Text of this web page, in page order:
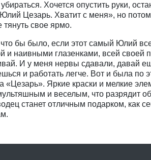
Хочется опустить руки,
Цезарь. Хватит с меня», но
тянуть свое ярмо.
бы было, если этот самый Юлий
и наивными глазенками, всей своей
И у меня нервы сдавали, давай
и работать легче. Вот и была по
«Цезарь». Яркие краски и мелкие
и веселым, что разрядит
станет отличным подарком, как